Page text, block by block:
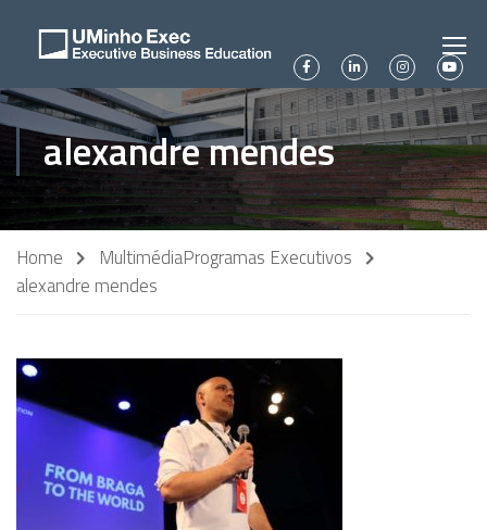
alexandre mendes
Home MultimédiaProgramas Executivos
alexandre mendes